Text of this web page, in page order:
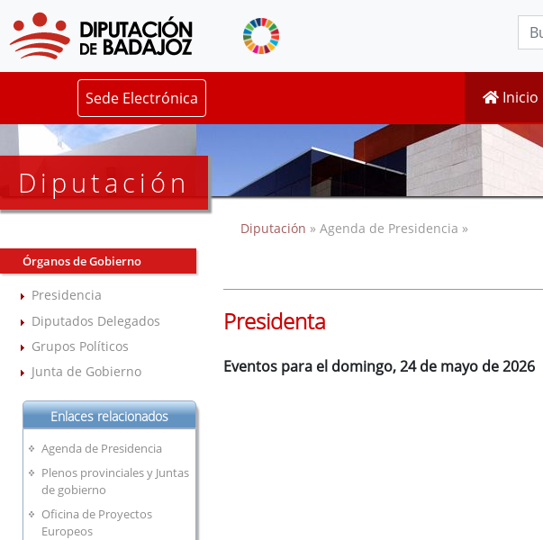
Sede Electrónica Inicio
Diputación
Órganos de Gobierno
Presidencia
Diputados Delegados
Grupos Políticos
Junta de Gobierno
Enlaces relacionados
Agenda de Presidencia
Plenos provinciales y Juntas
de gobierno
Oficina de Proyectos
Europeos
Diputación » Agenda de Presidencia »
Presidenta
Eventos para el domingo, 24 de mayo de 2026